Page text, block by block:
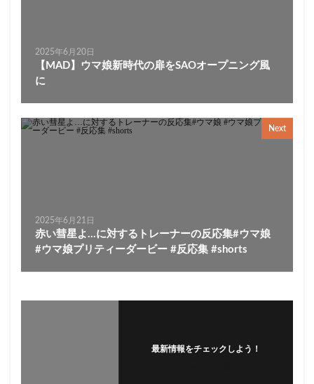
2025年6月20日
【MAD】ウマ娘新時代の扉をSAOオープニング風
に
Next
2025年6月21日
赤い彗星よ…に対するトレーナーの反応集#ウマ娘
#ウマ娘プリティーダービー #反応集 #shorts
最新情報をチェックしよう！